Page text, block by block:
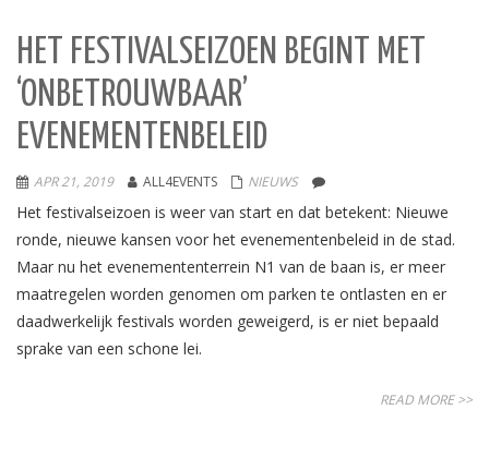
HET FESTIVALSEIZOEN BEGINT MET
‘ONBETROUWBAAR’
EVENEMENTENBELEID
APR 21, 2019 ALL4EVENTS NIEUWS
Het festivalseizoen is weer van start en dat betekent: Nieuwe
ronde, nieuwe kansen voor het evenementenbeleid in de stad.
Maar nu het evenemententerrein N1 van de baan is, er meer
maatregelen worden genomen om parken te ontlasten en er
daadwerkelijk festivals worden geweigerd, is er niet bepaald
sprake van een schone lei.
READ MORE >>